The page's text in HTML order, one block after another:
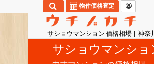
サショウマンション 価格相場 | 神奈
物件価格査定
サショウマンショ